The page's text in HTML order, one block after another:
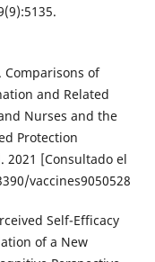
Comparisons of
and Related
Nurses and the
Protection
2021 [Consultado el
vaccines9050528
Self-Efficacy
of a New